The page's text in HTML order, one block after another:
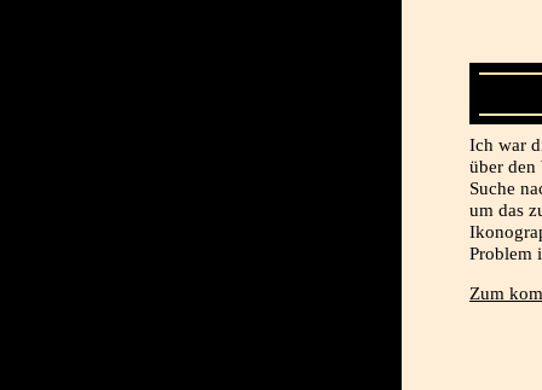
Ich war
über den
Suche
um das
Problem
Zum